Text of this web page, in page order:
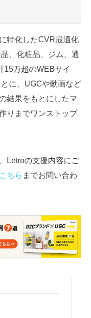
特化したCVR最適化
、化粧品、ジム、通
15万超のWEBサイ
に、UGCや動画など
結果をもとにしたマ
りまでワンストップ
Letroの支援内容にご
こちら までお問い合わ